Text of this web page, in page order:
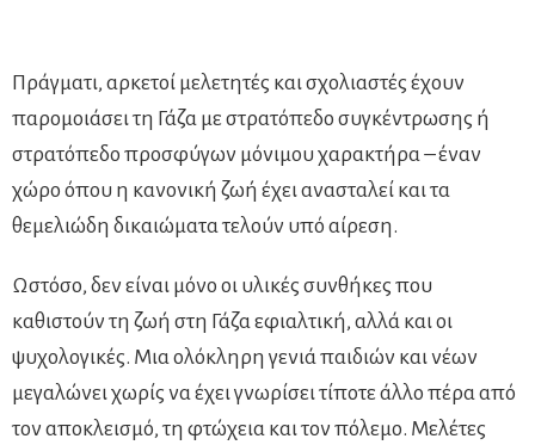
Πράγματι, αρκετοί μελετητές και σχολιαστές έχουν
παρομοιάσει τη Γάζα με στρατόπεδο συγκέντρωσης ή
στρατόπεδο προσφύγων μόνιμου χαρακτήρα – έναν
χώρο όπου η κανονική ζωή έχει ανασταλεί και τα
θεμελιώδη δικαιώματα τελούν υπό αίρεση.
Ωστόσο, δεν είναι μόνο οι υλικές συνθήκες που
καθιστούν τη ζωή στη Γάζα εφιαλτική, αλλά και οι
ψυχολογικές. Μια ολόκληρη γενιά παιδιών και νέων
μεγαλώνει χωρίς να έχει γνωρίσει τίποτε άλλο πέρα από
τον αποκλεισμό, τη φτώχεια και τον πόλεμο. Μελέτες